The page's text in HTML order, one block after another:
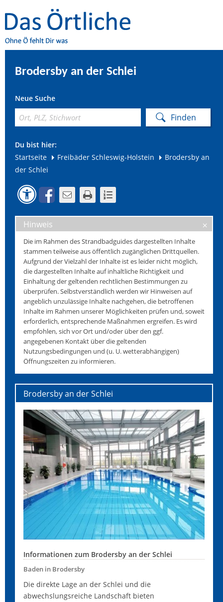
Brodersby an der Schlei
Neue Suche
Du bist hier:
Startseite
Freibäder Schleswig-Holstein
Brodersby an
der Schlei
Hinweis
Die im Rahmen des Strandbadguides dargestellten Inhalte
stammen teilweise aus öffentlich zugänglichen Drittquellen.
Aufgrund der Vielzahl der Inhalte ist es leider nicht möglich,
die dargestellten Inhalte auf inhaltliche Richtigkeit und
Einhaltung der geltenden rechtlichen Bestimmungen zu
überprüfen. Selbstverständlich werden wir Hinweisen auf
angeblich unzulässige Inhalte nachgehen, die betroffenen
Inhalte im Rahmen unserer Möglichkeiten prüfen und, soweit
erforderlich, entsprechende Maßnahmen ergreifen. Es wird
empfohlen, sich vor Ort und/oder über den ggf.
angegebenen Kontakt über die geltenden
Nutzungsbedingungen und (u. U. wetterabhängigen)
Öffnungszeiten zu informieren.
Brodersby an der Schlei
Informationen zum Brodersby an der Schlei
Baden in Brodersby
Die direkte Lage an der Schlei und die
abwechslungsreiche Landschaft bieten